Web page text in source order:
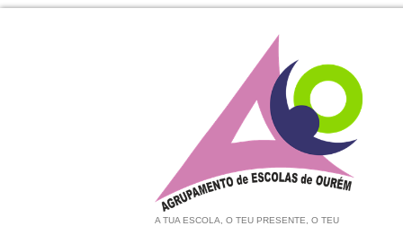
A TUA ESCOLA, O TEU PRESENTE, O TEU